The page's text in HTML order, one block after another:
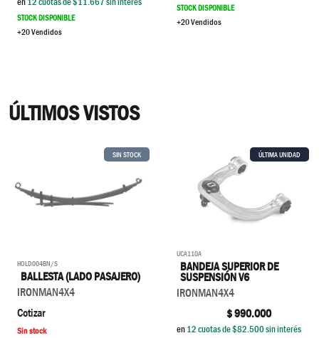
STOCK DISPONIBLE
+20 Vendidos
STOCK DISPONIBLE
+20 Vendidos
ÚLTIMOS VISTOS
SIN STOCK
HOLD004BN/S
BALLESTA (LADO PASAJERO)
IRONMAN4X4
Cotizar
Sin stock
ÚLTIMA UNIDAD
UCA110A
BANDEJA SUPERIOR DE
SUSPENSIÓN V6
IRONMAN4X4
$990.000
en12cuotas de $82.500sin interés